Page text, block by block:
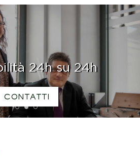
1 2 3
24h su 24h
CONTATTI